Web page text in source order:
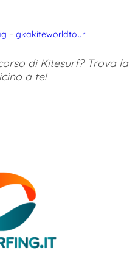
– gkakiteworldtour
di Kitesurf? Trova la
a te!